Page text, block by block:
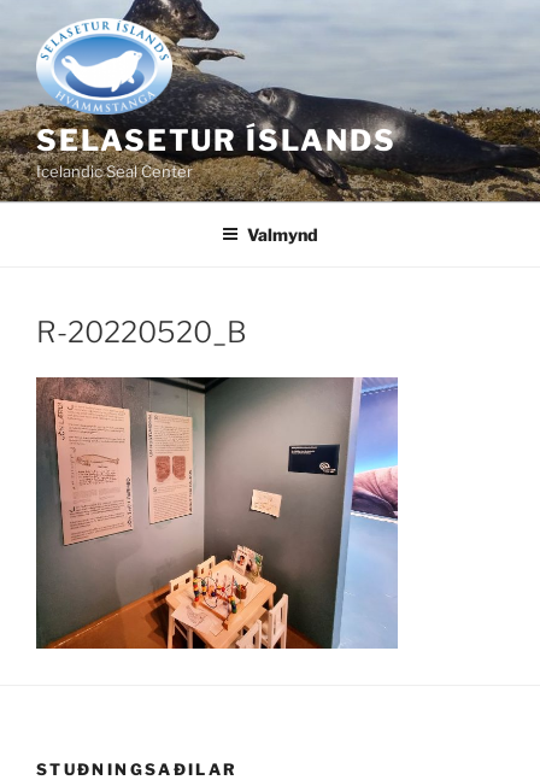
efni
SELASETUR ÍSLANDS
Icelandic Seal Center
Valmynd
R-20220520_B
STUÐNINGSAÐILAR